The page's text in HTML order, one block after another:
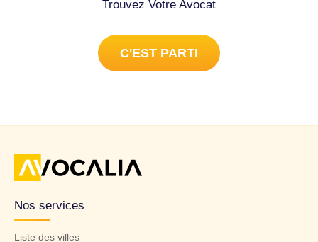
Trouvez Votre Avocat
C'EST PARTI
Nos services
Liste des villes